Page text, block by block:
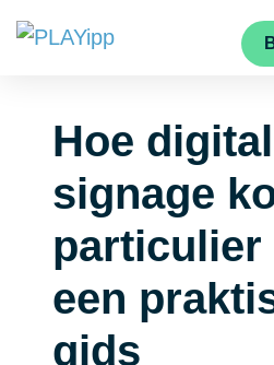
Hoe digital
signage
particulier
een
gids